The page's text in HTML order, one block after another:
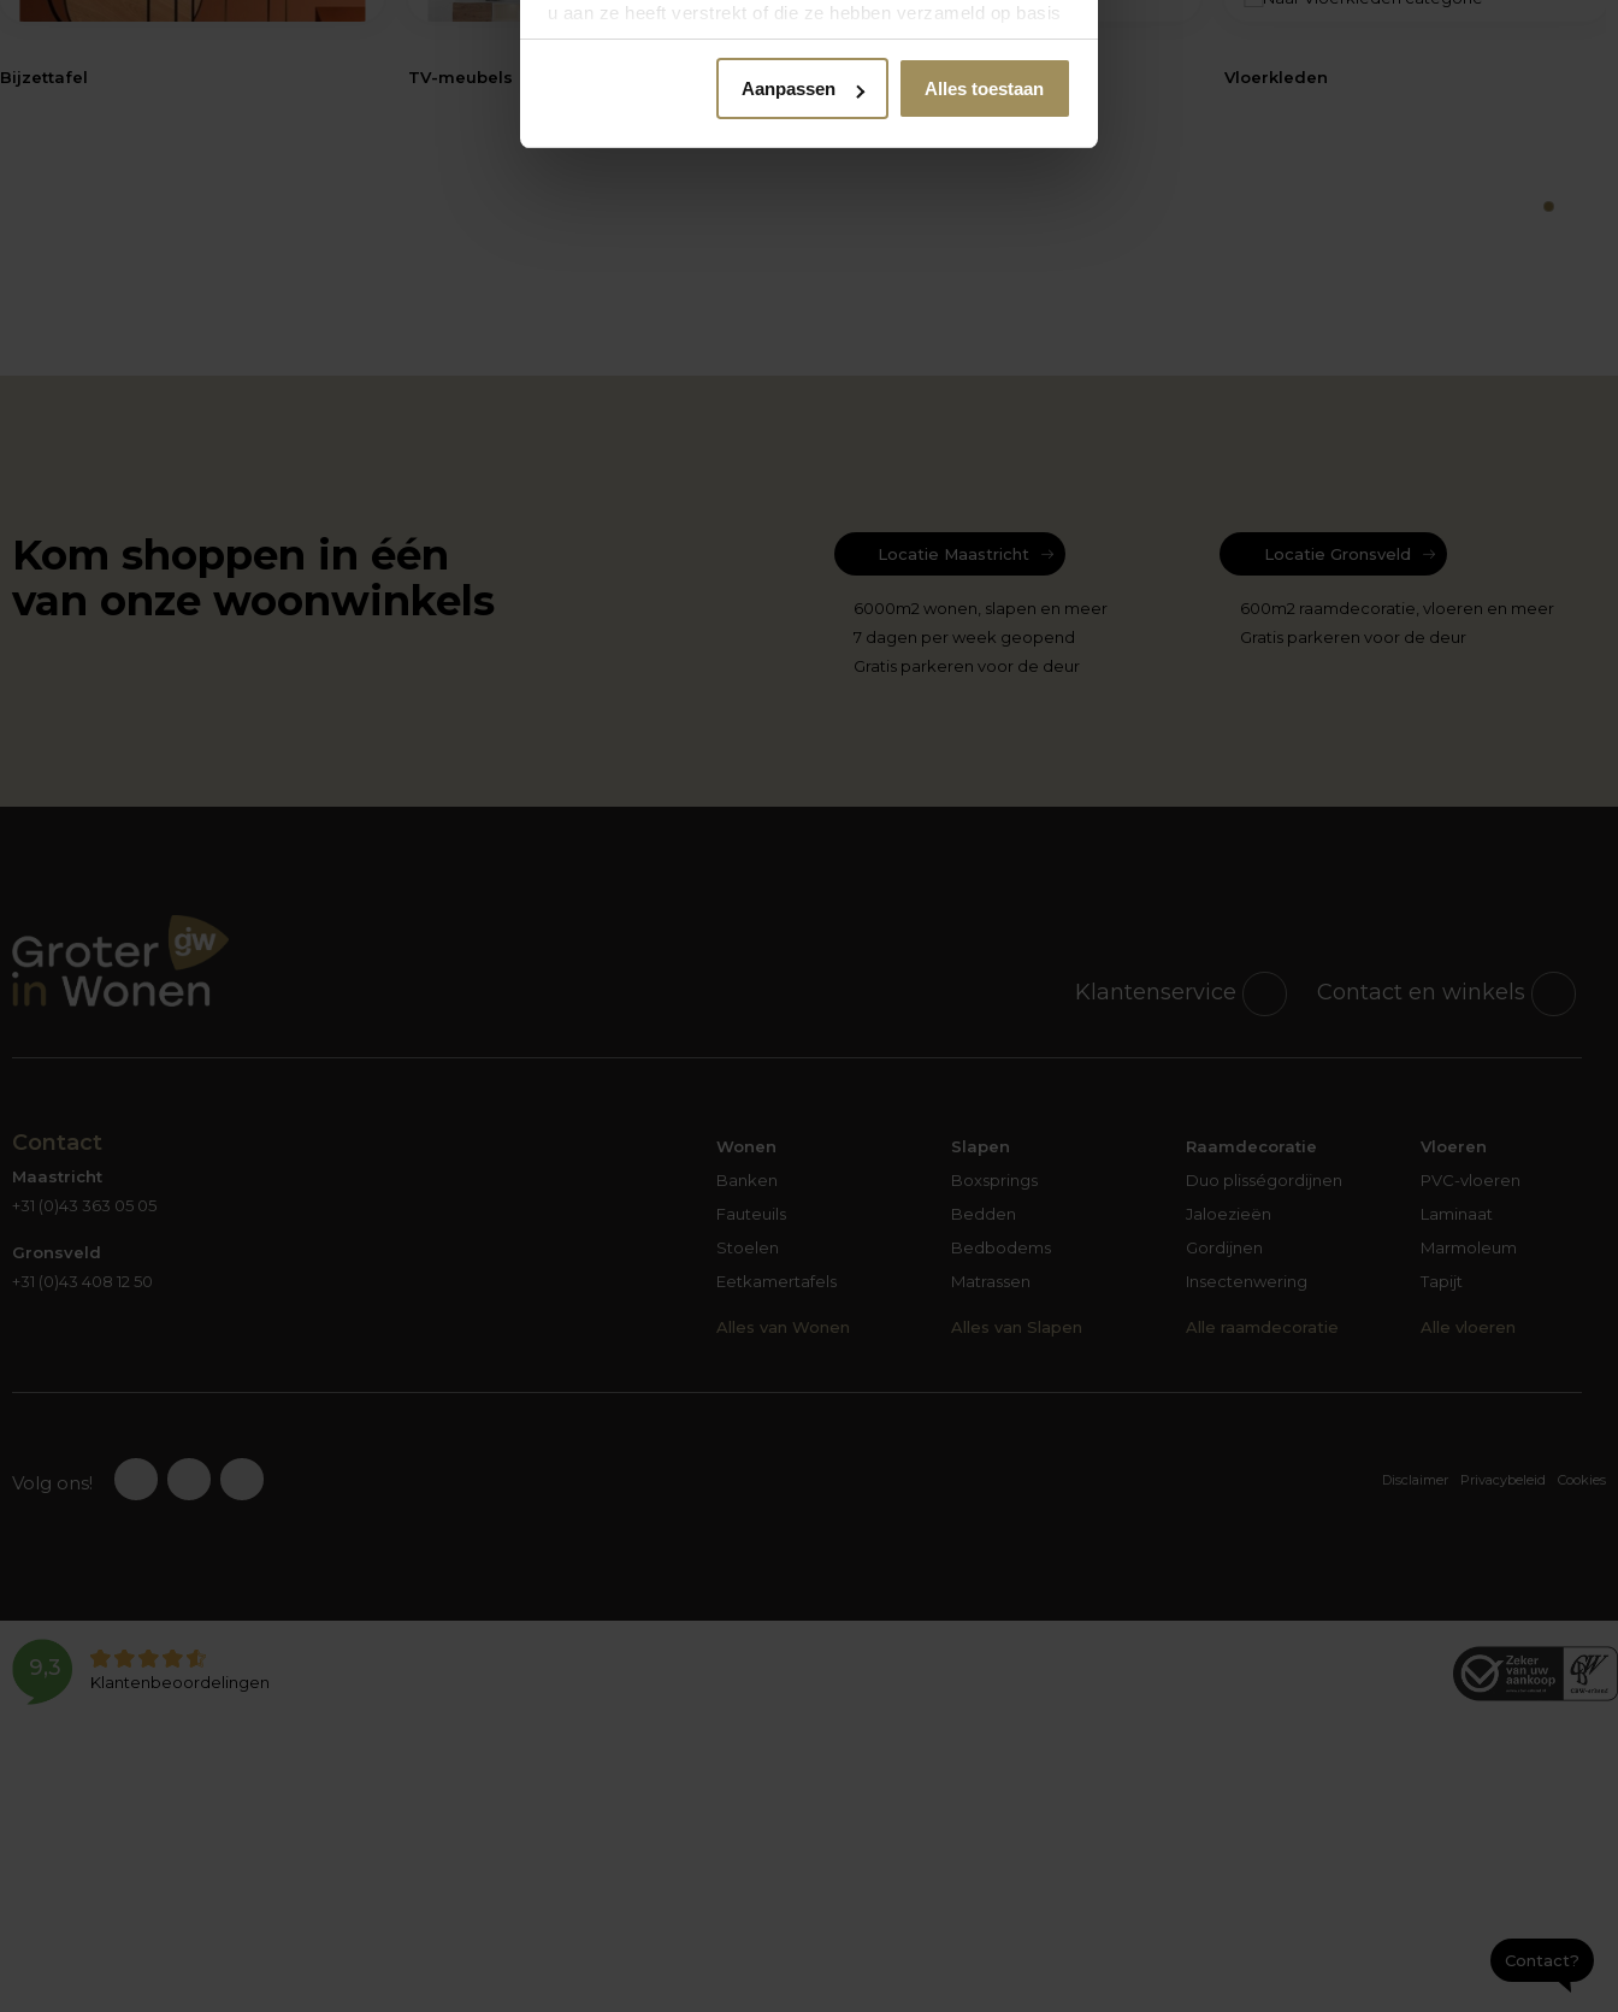
u aan ze heeft verstrekt of die ze hebben verzameld op basis
van uw gebruik van hun services.
Aanpassen Alles toestaan
Bijzettafel TV-meubels Vloerkleden
1
Kom shoppen in één
van onze woonwinkels
Locatie Maastricht
6000m2 wonen, slapen en meer
7 dagen per week geopend
Gratis parkeren voor de deur
Locatie Gronsveld
600m2 raamdecoratie, vloeren en meer
Gratis parkeren voor de deur
Contact en winkels
Klantenservice
Contact
Maastricht
+31 (0)43 363 05 05
Gronsveld
+31 (0)43 408 12 50
Wonen
Banken
Fauteuils
Stoelen
Eetkamertafels
Alles van Wonen
Slapen
Boxsprings
Bedden
Bedbodems
Matrassen
Alles van Slapen
Raamdecoratie
Duo plisségordijnen
Jaloezieën
Gordijnen
Insectenwering
Alle raamdecoratie
Vloeren
PVC-vloeren
Laminaat
Marmoleum
Tapijt
Alle vloeren
Volg ons! Disclaimer Privacybeleid Cookies
9,3
Klantenbeoordelingen
Contact?